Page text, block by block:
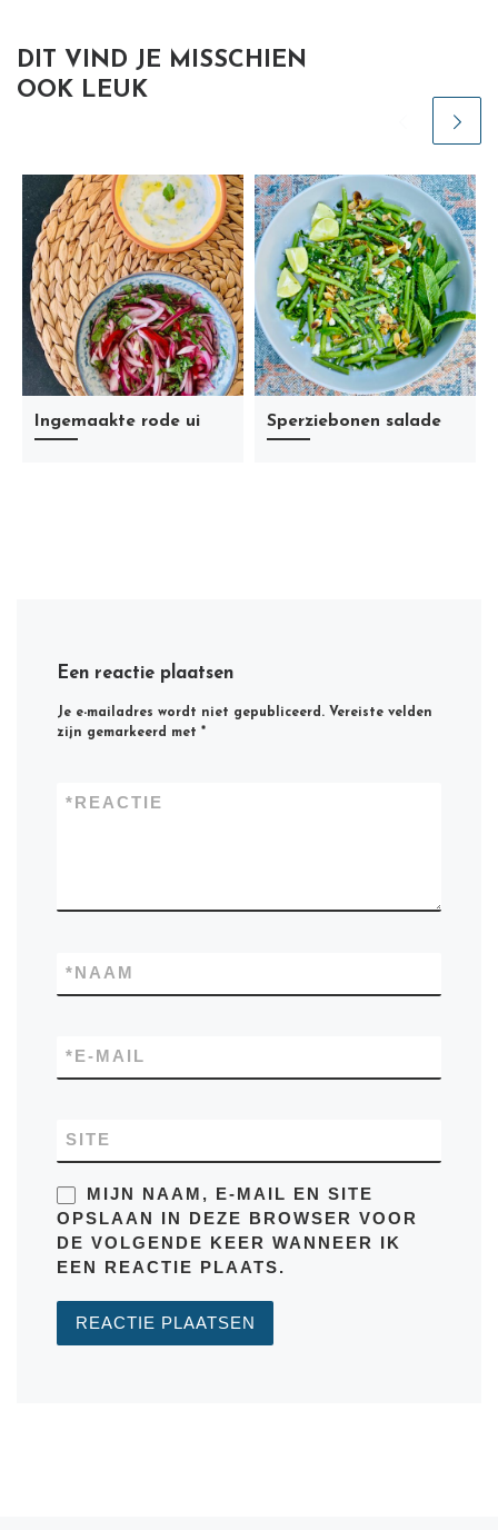
DIT VIND JE MISSCHIEN
OOK LEUK
Ingemaakte rode ui Sperziebonen salade
Een reactie plaatsen
Je e-mailadres wordt niet gepubliceerd. Vereiste velden
zijn gemarkeerd met*
REACTIE
*
NAAM
*
E-MAIL
*
SITE
MIJN NAAM, E-MAIL EN SITE
OPSLAAN IN DEZE BROWSER VOOR
DE VOLGENDE KEER WANNEER IK
EEN REACTIE PLAATS.